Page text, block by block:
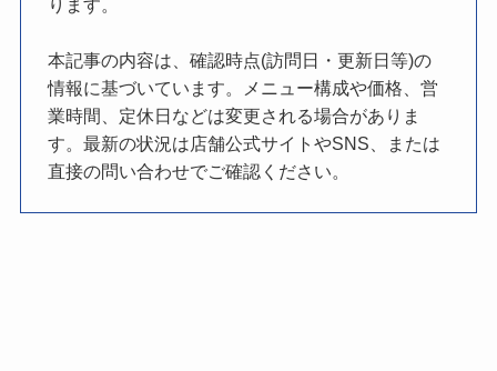
ります。
本記事の内容は、確認時点(訪問日・更新日等)の
情報に基づいています。メニュー構成や価格、営
業時間、定休日などは変更される場合がありま
す。最新の状況は店舗公式サイトやSNS、または
直接の問い合わせでご確認ください。